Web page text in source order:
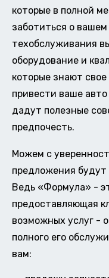
которые в полной
заботиться о
техобслуживания
оборудование и
которые знают
привести ваше
дадут полезные
предпочесть.
Можем с
предложения будут
Ведь «Формула» -
предоставляющая
возможных услуг -
полного его
вам: